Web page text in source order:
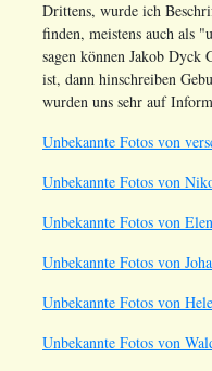
Drittens, wurde ich
finden, meistens auch als
sagen können Jakob
ist, dann hinschreiben
wurden uns sehr auf
Unbekannte Fotos von
Unbekannte Fotos von
Unbekannte Fotos von
Unbekannte Fotos von
Unbekannte Fotos von
Unbekannte Fotos von